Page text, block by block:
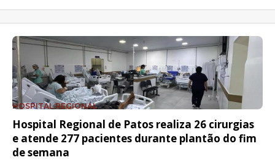
HOSPITAL REGIONAL
Hospital Regional de Patos realiza 26 cirurgias
e atende 277 pacientes durante plantão do fim
de semana